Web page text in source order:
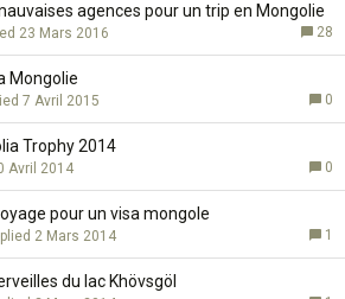
t
t
t
agences pour un trip en Mongolie
28
23 Mars 2016
Mongolie
0
7 Avril 2015
Trophy 2014
0
Avril 2014
pour un visa mongole
1
2 Mars 2014
du lac Khövsgöl